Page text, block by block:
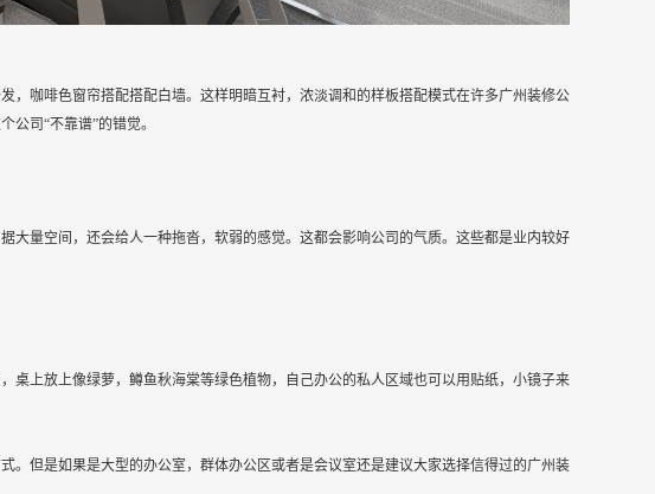
咖啡色窗帘搭配搭配白墙。这样明暗互衬，浓淡调和的样板搭配模式在许多广州装修公
司“不靠谱”的错觉。
量空间，还会给人一种拖沓，软弱的感觉。这都会影响公司的气质。这些都是业内较好
上放上像绿萝，鳟鱼秋海棠等绿色植物，自己办公的私人区域也可以用贴纸，小镜子来
但是如果是大型的办公室，群体办公区或者是会议室还是建议大家选择信得过的广州装